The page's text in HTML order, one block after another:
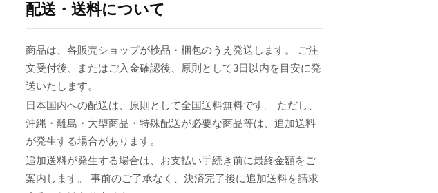
配送・送料について
商品は、各販売ショップが検品・梱包のうえ発送します。 ご注
文受付後、またはご入金確認後、原則として3日以内を目安に発
送いたします。
日本国内への配送は、原則として全国送料無料です。 ただし、
沖縄・離島・大型商品・特殊配送が必要な商品等は、追加送料
が発生する場合があります。
追加送料が発生する場合は、お支払い手続き前に最終金額をご
案内します。 事前のご了承なく、決済完了後に追加送料を請求